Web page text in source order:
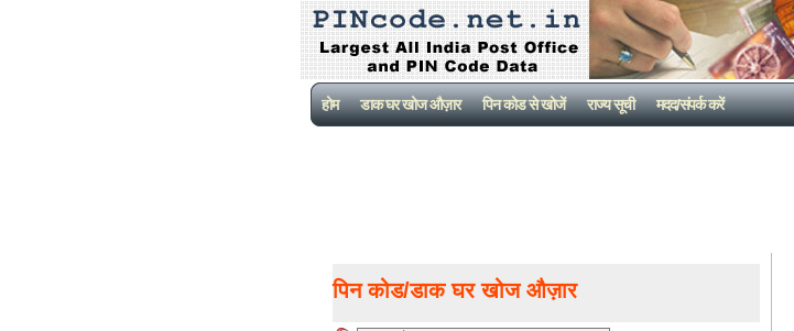
होम डाक घर खोज औज़ार पिन कोड से खोजें राज्य सूची मदद/संपर्क करें
पिन कोड/डाक घर खोज औज़ार